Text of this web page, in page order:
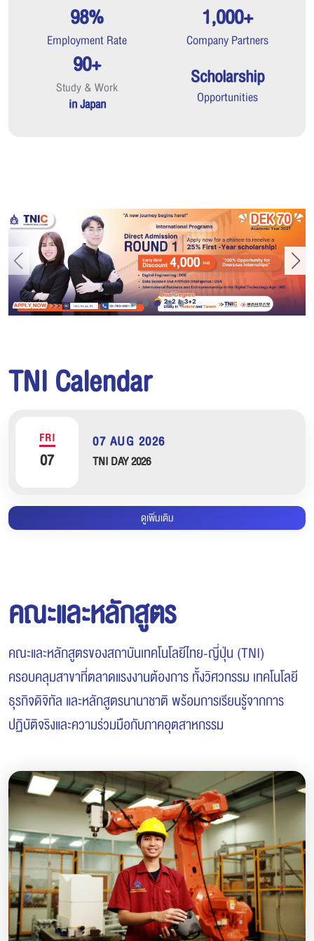
98%
Employment Rate
1,000+
Company Partners
90+
Study & Work
in Japan
Scholarship
Opportunities
TNI Calendar
FRI
07
07 AUG 2026
TNI DAY 2026
ดูเพิ่มเติม
คณะและหลักสูตร
คณะและหลักสูตรของสถาบันเทคโนโลยีไทย-ญี่ปุ่น (TNI)
ครอบคลุมสาขาที่ตลาดแรงงานต้องการ ทั้งวิศวกรรม เทคโนโลยี
ธุรกิจดิจิทัล และหลักสูตรนานาชาติ พร้อมการเรียนรู้จากการ
ปฏิบัติจริงและความร่วมมือกับภาคอุตสาหกรรม